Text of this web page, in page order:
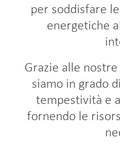
per soddisfare
energetiche
Grazie alle
siamo in grado
tempestività e
fornendo le